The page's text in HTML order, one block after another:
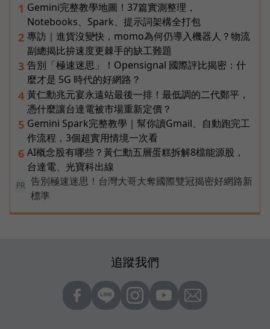
1 Gemini完整教學地圖！37篇實測整理，
Notebooks、Spark、提示詞架構全打包
2 專訪｜進貨沒變快，momo為何仍導入機器人？物流
副總揭比拚速度更棘手的缺工難題
3 告別「極速迷思」！Opensignal 國際評比揭密：什
麼才是 5G 時代的好網路？
4 黃仁勳兆元宴永遠站最後一排！最低調的二代鄭平，
憑什麼讓台達電被市場重新定價？
5 Gemini Spark完整教學｜幫你讀Gmail、自動跑完工
作流程，3個超實用情境一次看
6 AI概念股有哪些？黃仁勳五層蛋糕拆解8檔能源股，
台達電、光寶科出線
PR
告別極速迷思！台灣大哥大奪國際雙冠揭密好網路新
標準
追蹤我們